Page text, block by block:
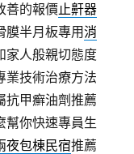
善的報價止鼾器
膜半月板專用消
家人般親切態度
業技術治療方法
抗甲癬油劑推薦
幫你快速專員生
夜包棟民宿推薦